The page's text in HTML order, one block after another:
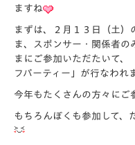
ますね
まずは、２月１３日（土）
ま、スポンサー・関係者の
まにご参加いただたいて、
フパーティー」が行なわれ
今年もたくさんの方々にご
もちろんぼくも参加して、